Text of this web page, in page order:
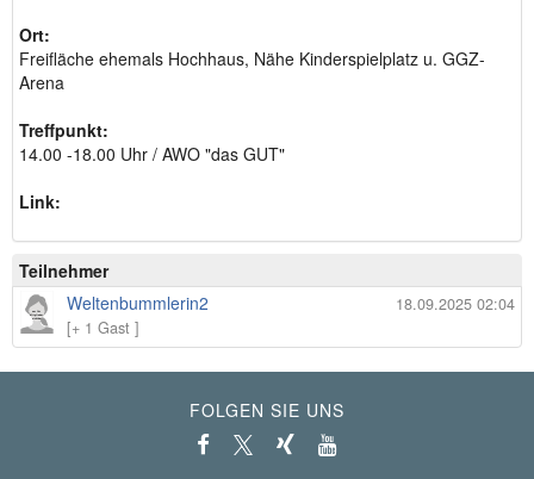
Ort:
Freifläche ehemals Hochhaus, Nähe Kinderspielplatz u. GGZ-
Arena
Treffpunkt:
14.00 -18.00 Uhr / AWO "das GUT"
Link:
Teilnehmer
18.09.2025 02:04
Weltenbummlerin2
[+ 1 Gast ]
FOLGEN SIE UNS